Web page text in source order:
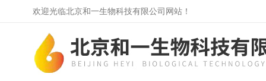
欢迎光临北京和一生物科技有限公司网站！